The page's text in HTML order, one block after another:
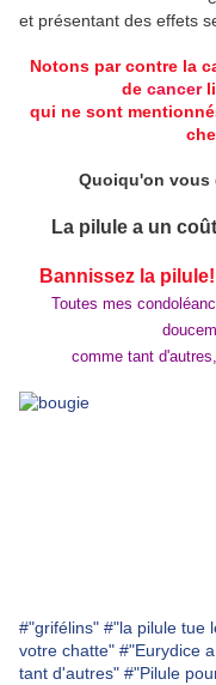
et présentant des effets
Notons par contre la
de cancer
qui ne sont
Quoiqu'on vous
La pilule a un
Bannissez la
Toutes mes
comme tant
#"grifélins" #"la pilule tue
votre chatte" #"Eurydice
tant d'autres" #"Pilule